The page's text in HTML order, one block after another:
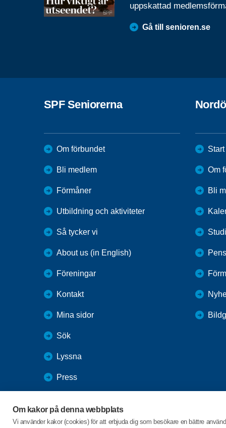
Om kakor på denna webbplats
Vi använder kakor (cookies) för att erbjuda dig som besökare en bättre
uppskattad
Gå till senioren.se
SPF Seniorerna
Om förbundet
Bli medlem
Förmåner
Utbildning och aktiviteter
Så tycker vi
About us (in English)
Föreningar
Kontakt
Mina sidor
Sök
Lyssna
Press
SPF Seniorernas intranät
Start
Om
Bli